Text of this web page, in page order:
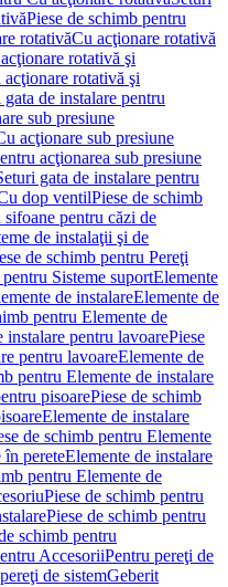
Piese de schimb pentru
rotativăCu acţionare rotativă
rotativă şi
acţionare rotativă şi
de instalare pentru
sub presiune
acţionare sub presiune
acţionarea sub presiune
gata de instalare pentru
dop ventilPiese de schimb
pentru căzi de
de instalaţii şi de
de schimb pentru Pereţi
Sisteme suportElemente
de instalareElemente de
pentru Elemente de
instalare pentru lavoarePiese
pentru lavoareElemente de
pentru Elemente de instalare
pisoarePiese de schimb
Elemente de instalare
de schimb pentru Elemente
în pereteElemente de instalare
pentru Elemente de
Piese de schimb pentru
Piese de schimb pentru
schimb pentru
AccesoriiPentru pereţi de
de sistemGeberit